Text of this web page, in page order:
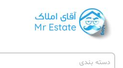
دسته بندی
آقای مشاور املاک